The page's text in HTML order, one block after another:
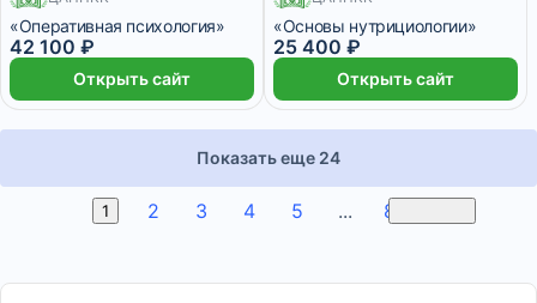
«Оперативная психология»
42 100 ₽
Открыть сайт
«Основы нутрициологии»
25 400 ₽
Открыть сайт
Показать еще 24
1 2 3 4 5 ... 81